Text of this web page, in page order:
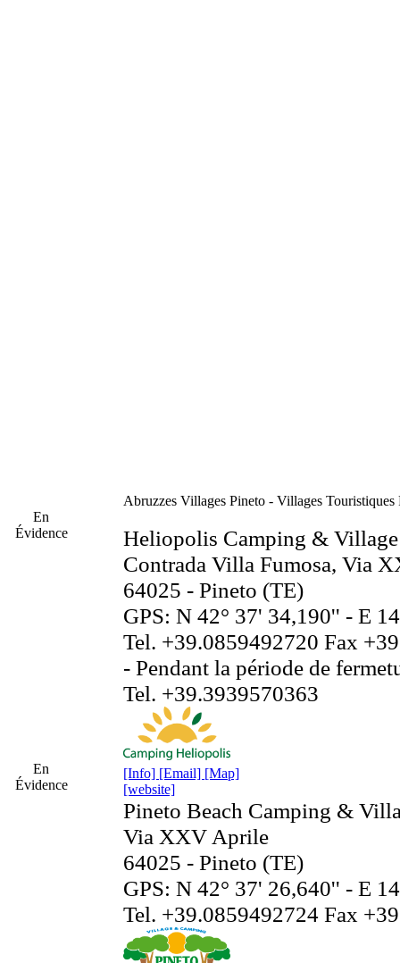
En
Évidence
En
Évidence
Abruzzes Villages Pineto - Villages Touristiques
Heliopolis Camping & Village
Contrada Villa Fumosa, Via
64025 - Pineto (TE)
GPS: N 42° 37' 34,190'' - E
Tel. +39.0859492720 Fax
- Pendant la période de
Tel. +39.3939570363
[Info] [Email] [Map]
[website]
Pineto Beach Camping &
Via XXV Aprile
64025 - Pineto (TE)
GPS: N 42° 37' 26,640'' - E
Tel. +39.0859492724 Fax